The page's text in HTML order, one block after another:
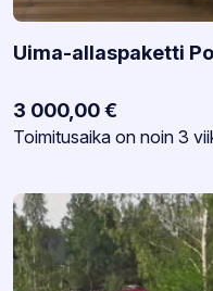
Uima-allaspaketti
3 000,00€
Varastotilanne:
Toimitusaika on noin 3